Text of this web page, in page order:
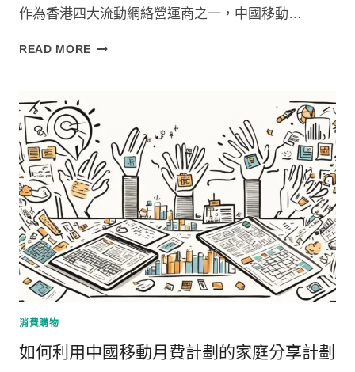
作為香港四大流動網絡營運商之一，中國移動…
READ MORE 中
月
費
計
劃
嘅
網
延
遲：
邊
個
最
消費購物
如何利用中國移動月費計劃的家庭分享計劃